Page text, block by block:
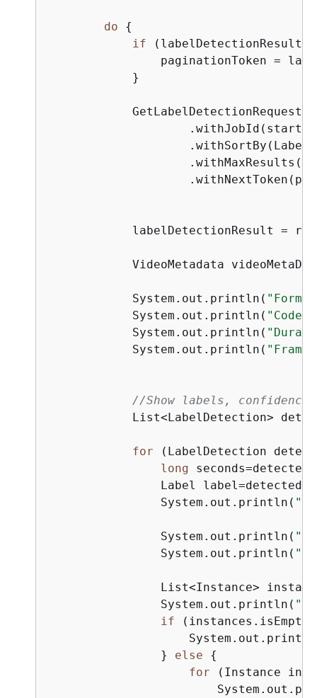
do
{
if (labelDetectionResult
paginationToken =
            }
GetLabelDetectionRequest
labelDetectionResult =
VideoMetadata
            System.out.println(
            System.out.println(
            System.out.println(
            System.out.println(
//Show labels, confidence
List<LabelDetection>
for (LabelDetection
long
Label
                System.out.println(
                System.out.println(
"
                System.out.println(
"
List<Instance>
                System.out.println(
"
if
                }
else
{
for (Instance